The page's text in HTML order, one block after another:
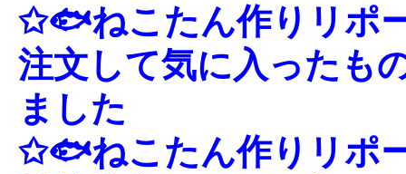
✩🐟ねこたん作りリポ
注文して気に入ったも
ました
✩🐟ねこたん作りリポ